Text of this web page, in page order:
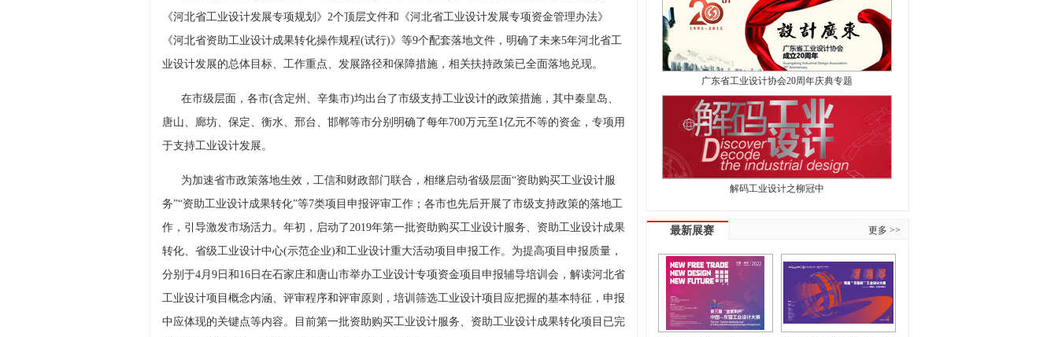
《河北省工业设计发展专项规划》2个顶层文件和《河北省工业设计发展专项资金管理办法》
《河北省资助工业设计成果转化操作规程(试行)》等9个配套落地文件，明确了未来5年河北省工
业设计发展的总体目标、工作重点、发展路径和保障措施，相关扶持政策已全面落地兑现。
在市级层面，各市(含定州、辛集市)均出台了市级支持工业设计的政策措施，其中秦皇岛、
唐山、廊坊、保定、衡水、邢台、邯郸等市分别明确了每年700万元至1亿元不等的资金，专项用
于支持工业设计发展。
为加速省市政策落地生效，工信和财政部门联合，相继启动省级层面“资助购买工业设计服
务”“资助工业设计成果转化”等7类项目申报评审工作；各市也先后开展了市级支持政策的落地工
作，引导激发市场活力。年初，启动了2019年第一批资助购买工业设计服务、资助工业设计成果
转化、省级工业设计中心(示范企业)和工业设计重大活动项目申报工作。为提高项目申报质量，
分别于4月9日和16日在石家庄和唐山市举办工业设计专项资金项目申报辅导培训会，解读河北省
工业设计项目概念内涵、评审程序和评审原则，培训筛选工业设计项目应把握的基本特征，申报
中应体现的关键点等内容。目前第一批资助购买工业设计服务、资助工业设计成果转化项目已完
广东省工业设计协会20周年庆典专题
解码工业设计之柳冠中
更多 >>
最新展赛